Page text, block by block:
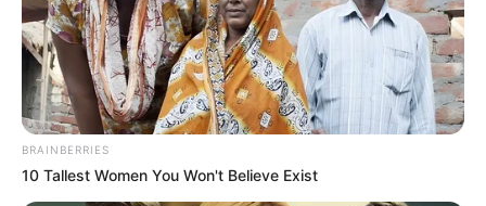
BRAINBERRIES
10 Tallest Women You Won't Believe Exist